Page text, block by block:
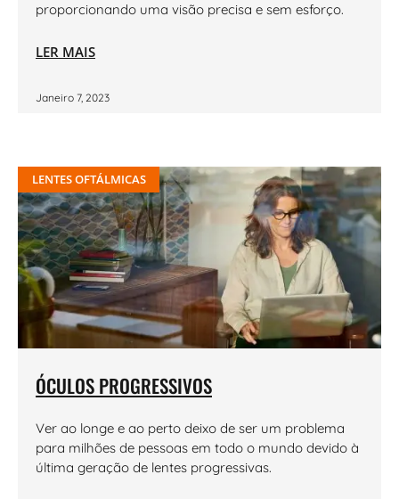
proporcionando uma visão precisa e sem esforço.
LER MAIS
Janeiro 7, 2023
LENTES OFTÁLMICAS
ÓCULOS PROGRESSIVOS
Ver ao longe e ao perto deixo de ser um problema
para milhões de pessoas em todo o mundo devido à
última geração de lentes progressivas.